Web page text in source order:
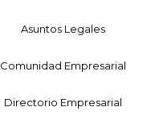
Asuntos Legales
Comunidad Empresarial
Directorio Empresarial